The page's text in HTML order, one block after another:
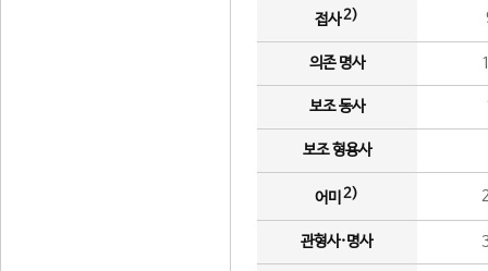
접사2)
의존 명사
보조 동사
보조 형용사
어미 2)
관형사·명사